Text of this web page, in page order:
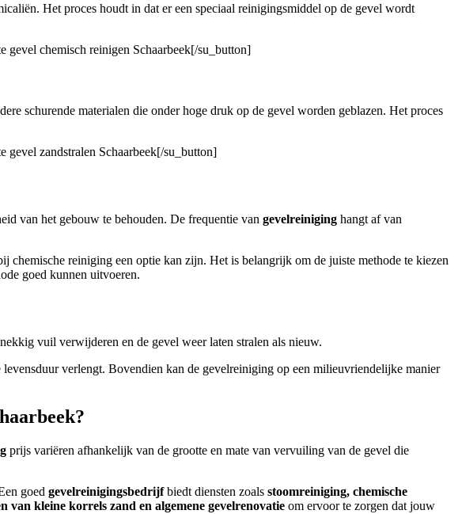
Het proces houdt in dat er een speciaal reinigingsmiddel op de gevel wordt
gevel chemisch reinigen Schaarbeek[/su_button]
schurende materialen die onder hoge druk op de gevel worden geblazen. Het proces
gevel zandstralen Schaarbeek[/su_button]
van het gebouw te behouden. De frequentie van gevelreiniging hangt af van
chemische reiniging een optie kan zijn. Het is belangrijk om de juiste methode te kiezen
goed kunnen uitvoeren.
vuil verwijderen en de gevel weer laten stralen als nieuw.
verlengt. Bovendien kan de gevelreiniging op een milieuvriendelijke manier
prijs variëren afhankelijk van de grootte en mate van vervuiling van de gevel die
goed gevelreinigingsbedrijfbiedt diensten zoals stoomreiniging, chemische
kleine korrels zand en algemene gevelrenovatie om ervoor te zorgen dat jouw